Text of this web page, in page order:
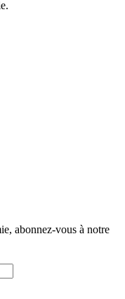
abonnez-vous à notre